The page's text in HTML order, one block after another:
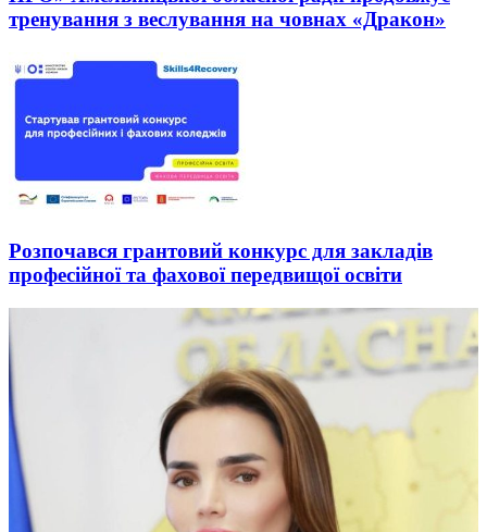
тренування з веслування на човнах «Дракон»
Розпочався грантовий конкурс для закладів
професійної та фахової передвищої освіти